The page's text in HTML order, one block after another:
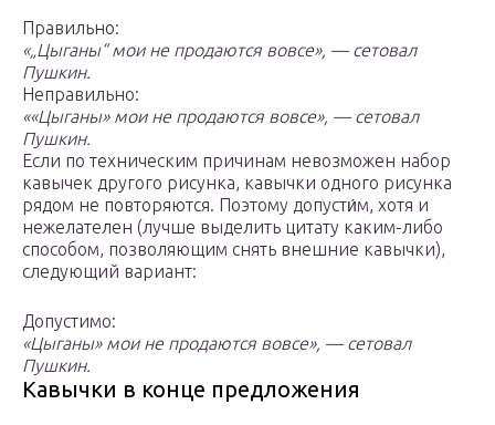
Правильно:
«„Цыганы“ мои не продаются вовсе», — сетовал
Пушкин.
Неправильно:
««Цыганы» мои не продаются вовсе», — сетовал
Пушкин.
Если по техническим причинам невозможен набор
кавычек другого рисунка, кавычки одного рисунка
рядом не повторяются. Поэтому допусти́м, хотя и
нежелателен (лучше выделить цитату каким-либо
способом, позволяющим снять внешние кавычки),
следующий вариант:
Допустимо:
«Цыганы» мои не продаются вовсе», — сетовал
Пушкин.
Кавычки в конце предложения